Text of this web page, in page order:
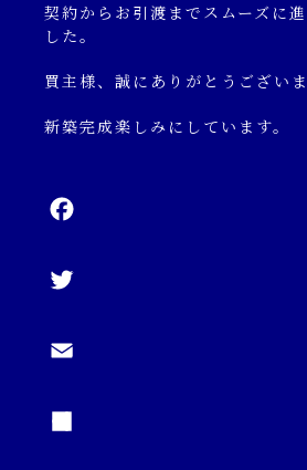
契約からお引渡までスムーズに
した。
買主様、誠にありがとうございま
新築完成楽しみにしています。